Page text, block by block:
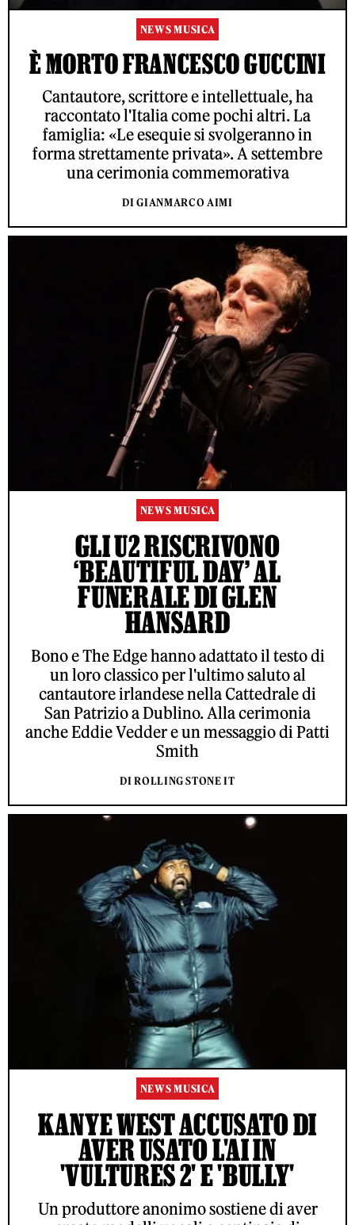
NEWS MUSICA
È MORTO FRANCESCO GUCCINI
Cantautore, scrittore e intellettuale, ha
raccontato l'Italia come pochi altri. La
famiglia: «Le esequie si svolgeranno in
forma strettamente privata». A settembre
una cerimonia commemorativa
DI GIANMARCO AIMI
NEWS MUSICA
GLI U2 RISCRIVONO
‘BEAUTIFUL DAY’ AL
FUNERALE DI GLEN
HANSARD
Bono e The Edge hanno adattato il testo di
un loro classico per l'ultimo saluto al
cantautore irlandese nella Cattedrale di
San Patrizio a Dublino. Alla cerimonia
anche Eddie Vedder e un messaggio di Patti
Smith
DI ROLLING STONE IT
NEWS MUSICA
KANYE WEST ACCUSATO DI
AVER USATO L'AI IN
'VULTURES 2' E 'BULLY'
Un produttore anonimo sostiene di aver